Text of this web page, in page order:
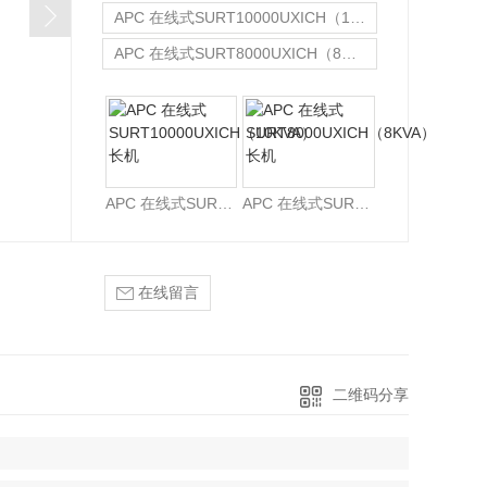
金武士UPS电源
科华蓄电池
APC 在线式SURT10000UXICH（10KVA）长机
APC 在线式SURT8000UXICH（8KVA）长机
在线留言
二维码分享